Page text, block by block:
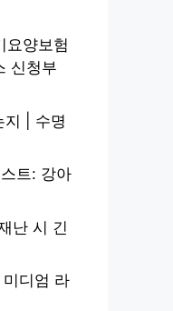
요양보험
신청부
지 | 수명
트: 강아
난 시 긴
디엄 라